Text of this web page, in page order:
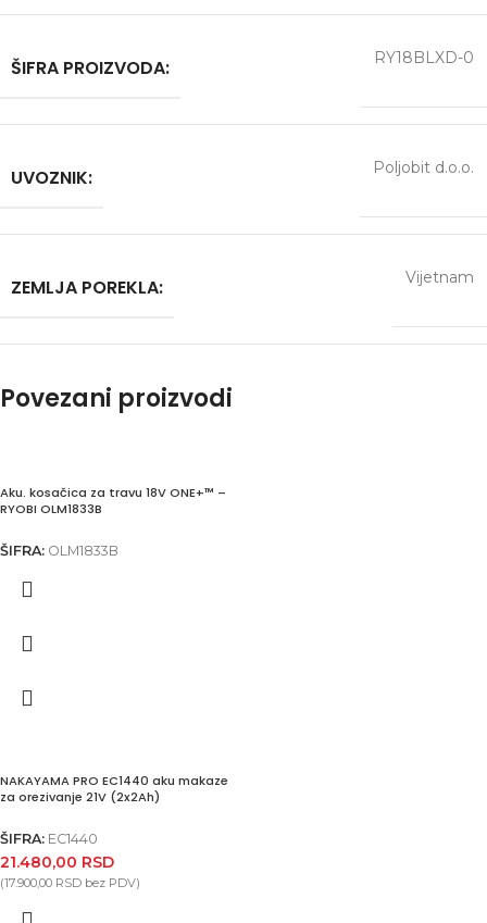
ŠIFRA PROIZVODA: RY18BLXD-0
UVOZNIK: Poljobit d.o.o.
ZEMLJA POREKLA: Vijetnam
Povezani proizvodi
Aku. kosačica za travu 18V ONE+™ –
RYOBI OLM1833B
ŠIFRA: OLM1833B
NAKAYAMA PRO EC1440 aku makaze
za orezivanje 21V (2x2Ah)
ŠIFRA: EC1440
21.480,00 RSD
(17.900,00 RSD bez PDV)